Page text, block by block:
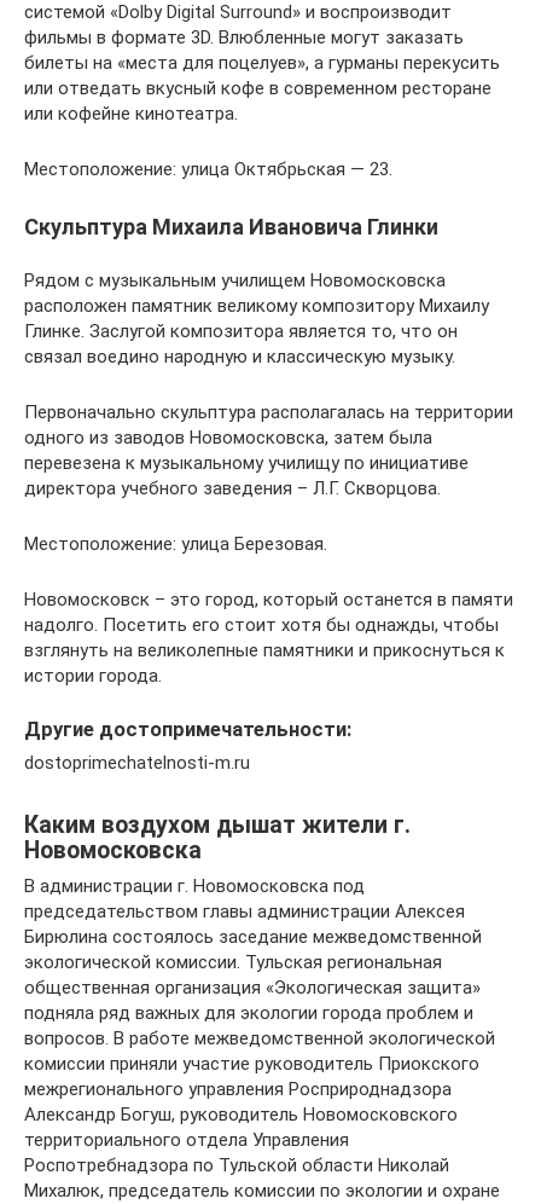
системой «Dolby Digital Surround» и воспроизводит
фильмы в формате 3D. Влюбленные могут заказать
билеты на «места для поцелуев», а гурманы перекусить
или отведать вкусный кофе в современном ресторане
или кофейне кинотеатра.
Местоположение: улица Октябрьская — 23.
Скульптура Михаила Ивановича Глинки
Рядом с музыкальным училищем Новомосковска
расположен памятник великому композитору Михаилу
Глинке. Заслугой композитора является то, что он
связал воедино народную и классическую музыку.
Первоначально скульптура располагалась на территории
одного из заводов Новомосковска, затем была
перевезена к музыкальному училищу по инициативе
директора учебного заведения – Л.Г. Скворцова.
Местоположение: улица Березовая.
Новомосковск – это город, который останется в памяти
надолго. Посетить его стоит хотя бы однажды, чтобы
взглянуть на великолепные памятники и прикоснуться к
истории города.
Другие достопримечательности:
dostoprimechatelnosti-m.ru
Каким воздухом дышат жители г.
Новомосковска
В администрации г. Новомосковска под
председательством главы администрации Алексея
Бирюлина состоялось заседание межведомственной
экологической комиссии. Тульская региональная
общественная организация «Экологическая защита»
подняла ряд важных для экологии города проблем и
вопросов. В работе межведомственной экологической
комиссии приняли участие руководитель Приокского
межрегионального управления Росприроднадзора
Александр Богуш, руководитель Новомосковского
территориального отдела Управления
Роспотребнадзора по Тульской области Николай
Михалюк, председатель комиссии по экологии и охране